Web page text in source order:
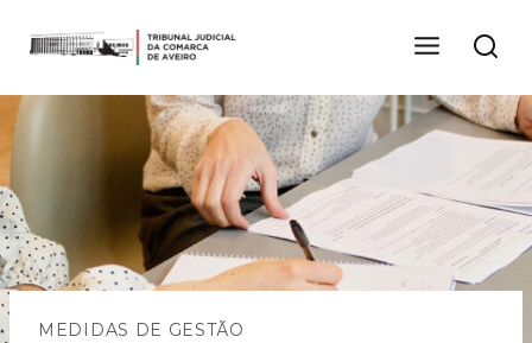
MEDIDAS DE GESTÃO